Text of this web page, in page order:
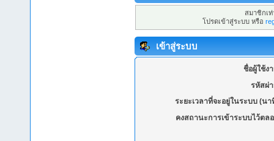
สมาชิกเ
โปรดเข้าสู่ระบบ หรือ
เข้าสู่ระบบ
ชื่อผู้ใช้ง
รหัสผ่
ระยะเวลาที่จะอยู่ในระบบ (นา
คงสถานะการเข้าระบบไว้ตล